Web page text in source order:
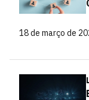
18 de março de